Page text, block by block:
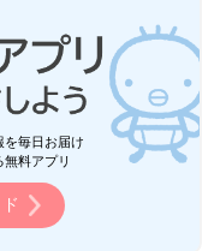
毎日お届け
料アプリ